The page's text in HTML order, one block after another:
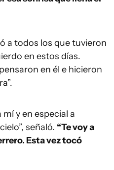
a todos los que tuvieron
en estos días.
en él e hicieron
mí y en especial a
señaló. “Te voy a
Esta vez tocó